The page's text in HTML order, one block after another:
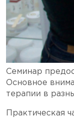
Семинар
Основное
терапии в
Практическая